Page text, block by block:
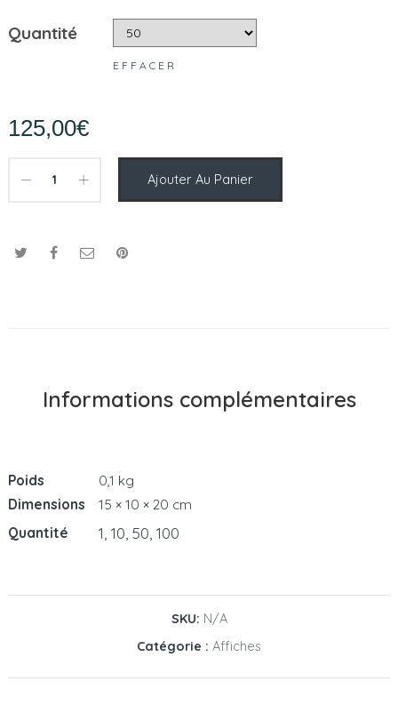
Quantité
EFFACER
125,00€
Ajouter Au Panier
Informations complémentaires
Poids
0,1 kg
Dimensions
15 × 10 × 20 cm
Quantité
1, 10, 50, 100
SKU: N/A
Catégorie : Affiches